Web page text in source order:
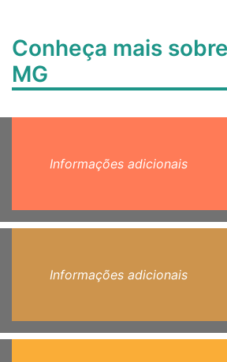
Conheça mais
MG
Informações adicionais
Informações adicionais